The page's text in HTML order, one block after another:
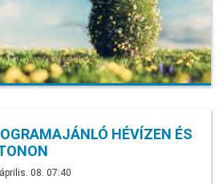
HÉVÍZEN ÉS
08. 07:40